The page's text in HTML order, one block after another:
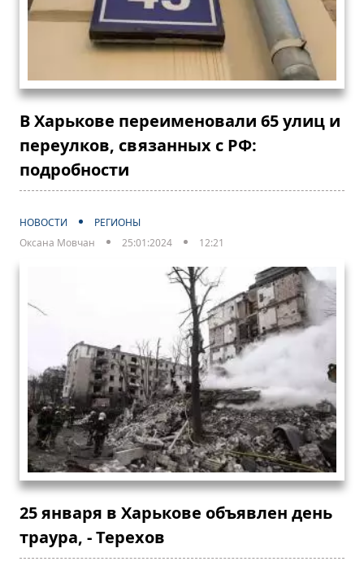
В Харькове переименовали 65 улиц и
переулков, связанных с РФ:
подробности
НОВОСТИ
РЕГИОНЫ
Оксана Мовчан
25:01:2024 12:21
25 января в Харькове объявлен день
траура, - Терехов